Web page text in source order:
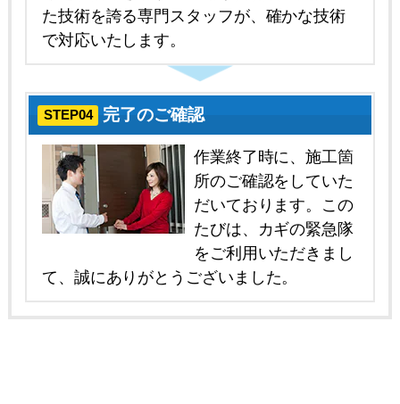
た技術を誇る専門スタッフが、確かな技術
で対応いたします。
STEP04 完了のご確認
作業終了時に、施工箇
所のご確認をしていた
だいております。この
たびは、カギの緊急隊
をご利用いただきまし
て、誠にありがとうございました。